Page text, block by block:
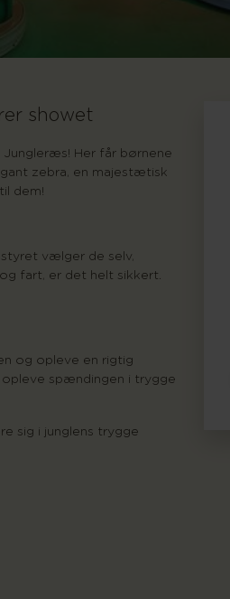
showet
Her får børnene
zebra, en majestætisk
dem!
vælger de selv,
fart, er det helt sikkert.
og opleve en rigtig
spændingen i trygge
sig i junglens trygge